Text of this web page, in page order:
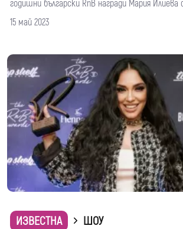
годишни български RnB награди Мария Илиева
15 май 2023
ИЗВЕСТНА
ШОУ